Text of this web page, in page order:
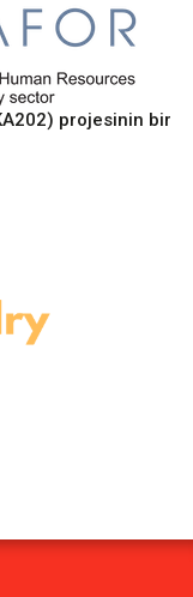
projesinin bir